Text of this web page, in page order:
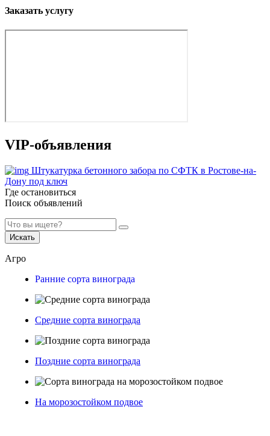
Заказать услугу
VIP-объявления
Штукатурка бетонного забора по СФТК в Ростове-на-
Дону под ключ
Где остановиться
Поиск объявлений
Искать
Агро
Ранние сорта винограда
Средние сорта винограда
Поздние сорта винограда
На морозостойком подвое